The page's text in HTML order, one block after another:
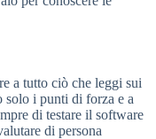
a tutto ciò che leggi sui
solo i punti di forza e a
di testare il software
di persona